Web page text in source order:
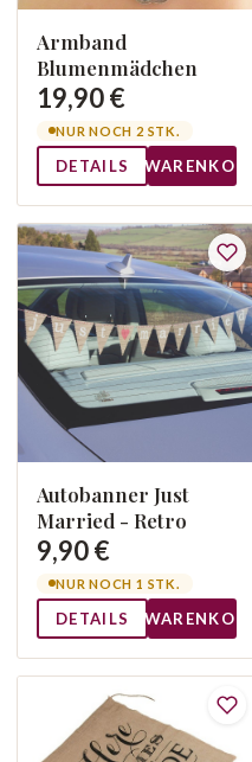
Armband
Blumenmädchen
19,90 €
NUR NOCH 2 STK.
DETAILS WARENKORB
Autobanner Just
Married - Retro
9,90 €
NUR NOCH 1 STK.
DETAILS WARENKORB